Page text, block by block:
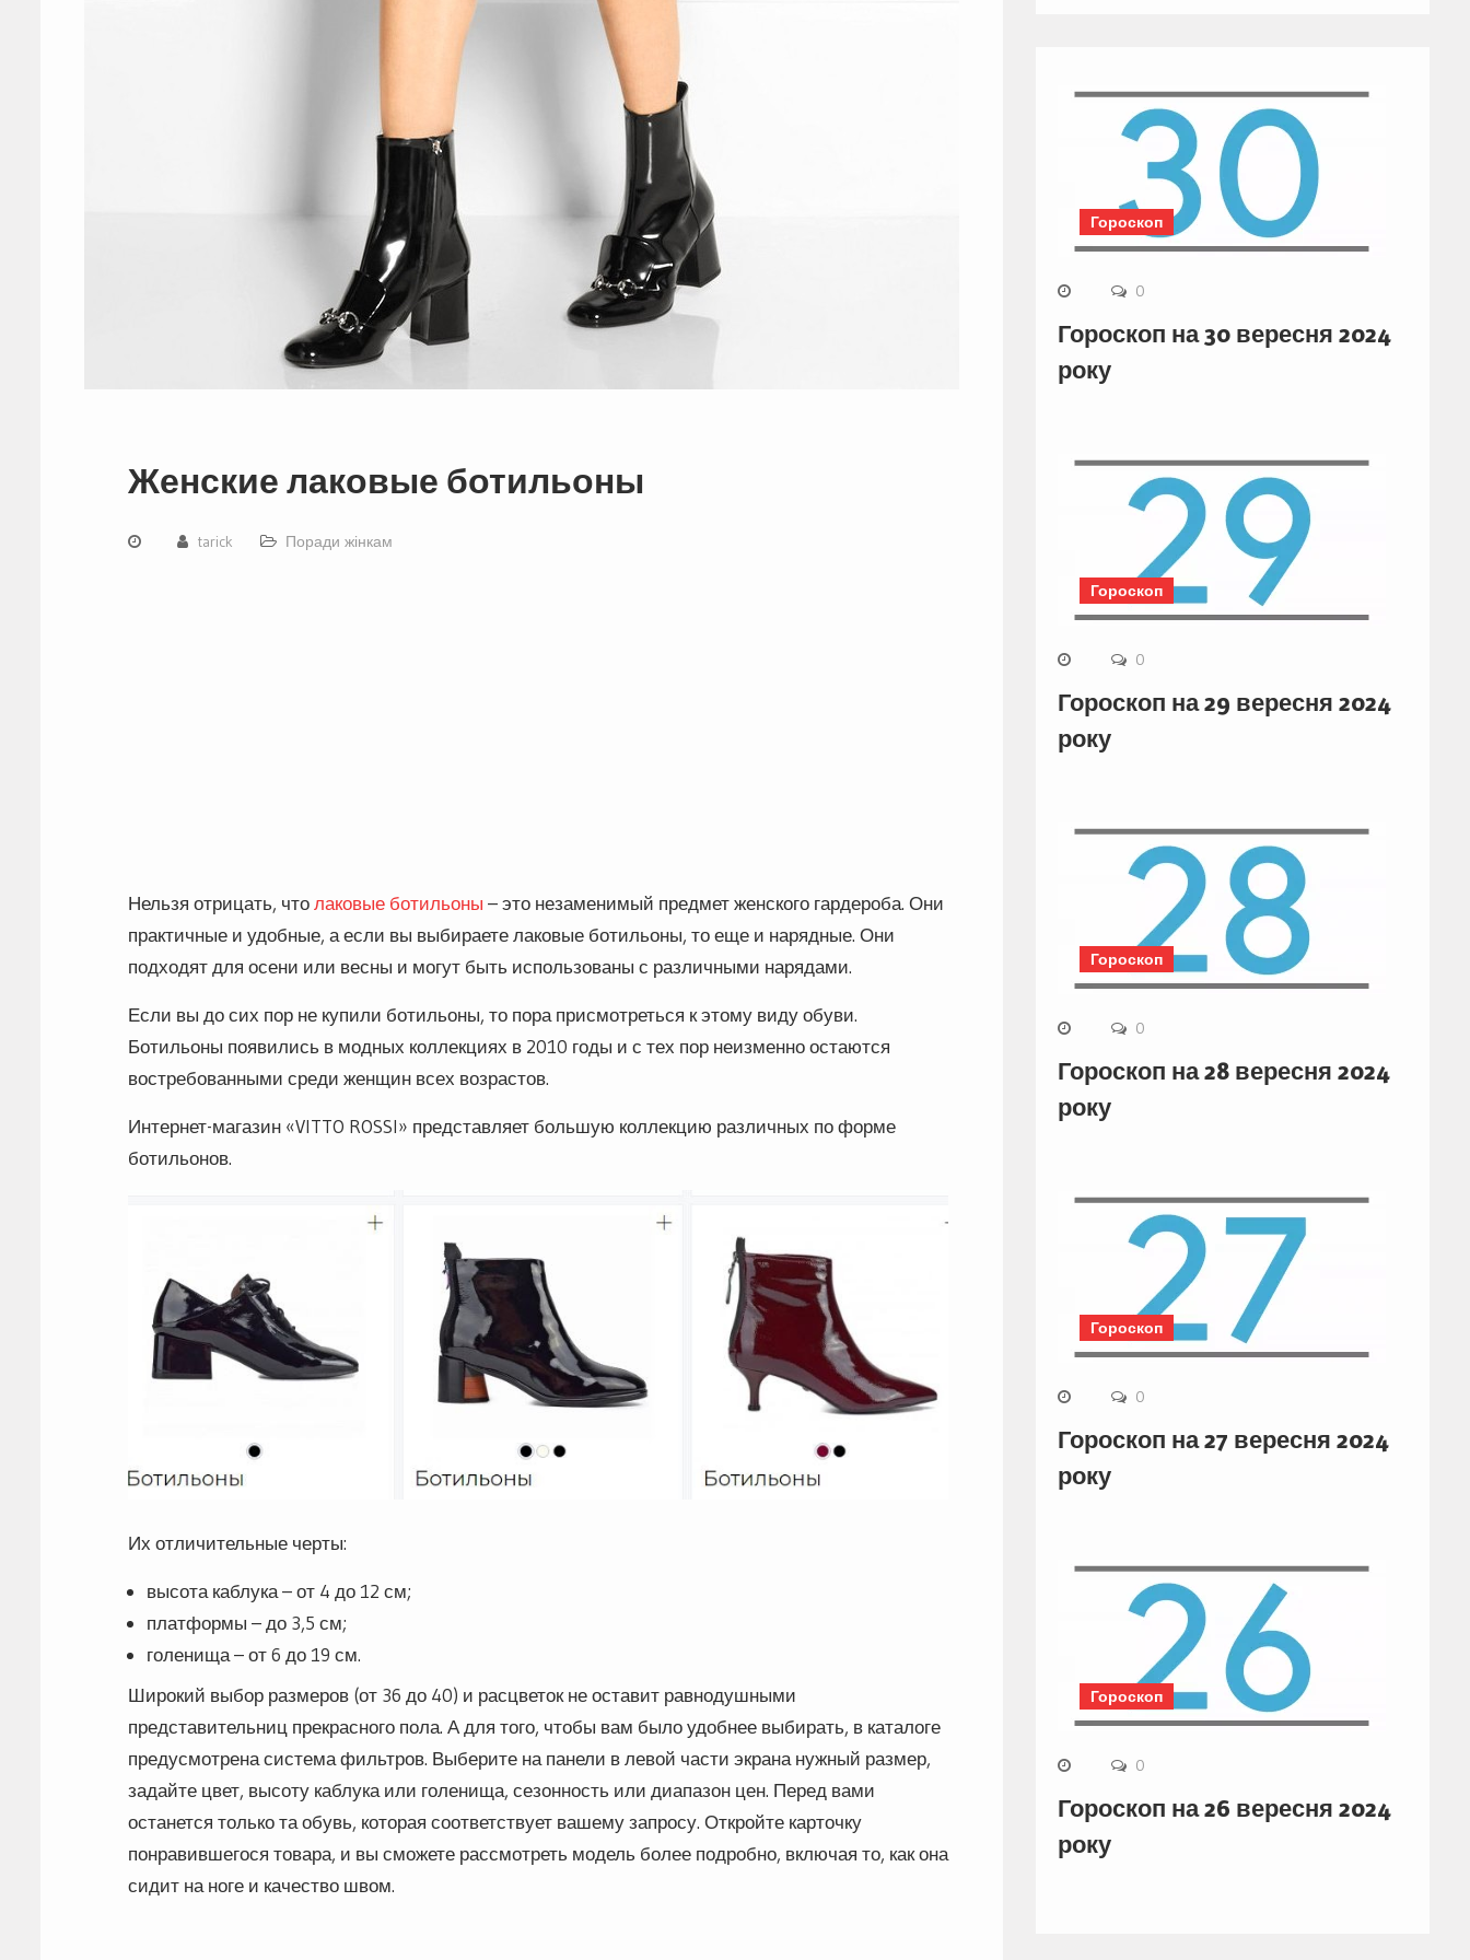
Женские лаковые ботильоны
tarick Поради жінкам
Нельзя отрицать, чтолаковые ботильоны – это незаменимый предмет женского гардероба. Они
практичные и удобные, а если вы выбираете лаковые ботильоны, то еще и нарядные. Они
подходят для осени или весны и могут быть использованы с различными нарядами.
Если вы до сих пор не купили ботильоны, то пора присмотреться к этому виду обуви.
Ботильоны появились в модных коллекциях в 2010 годы и с тех пор неизменно остаются
востребованными среди женщин всех возрастов.
Интернет-магазин «VITTO ROSSI» представляет большую коллекцию различных по форме
ботильонов.
Их отличительные черты:
высота каблука – от 4 до 12 см;
платформы – до 3,5 см;
голенища – от 6 до 19 см.
Широкий выбор размеров (от 36 до 40) и расцветок не оставит равнодушными
представительниц прекрасного пола. А для того, чтобы вам было удобнее выбирать, в каталоге
предусмотрена система фильтров. Выберите на панели в левой части экрана нужный размер,
задайте цвет, высоту каблука или голенища, сезонность или диапазон цен. Перед вами
останется только та обувь, которая соответствует вашему запросу. Откройте карточку
понравившегося товара, и вы сможете рассмотреть модель более подробно, включая то, как она
сидит на ноге и качество швом.
Гороскоп
0
Гороскоп на 30 вересня 2024
року
Гороскоп
0
Гороскоп на 29 вересня 2024
року
Гороскоп
0
Гороскоп на 28 вересня 2024
року
Гороскоп
0
Гороскоп на 27 вересня 2024
року
Гороскоп
0
Гороскоп на 26 вересня 2024
року